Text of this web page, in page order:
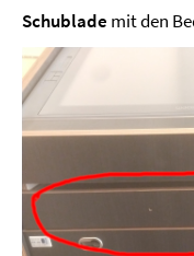
Schublade mit den